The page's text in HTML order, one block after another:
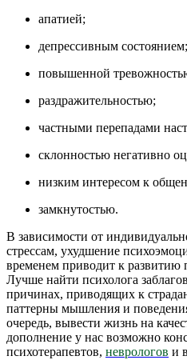
апатией;
депрессивным состоянием;
повышенной
раздражительностью;
частными перепадами
склонностью негативно
низким интересом к
замкнутостью.
В зависимости от
стрессам, ухудшение
временем приводит к развитию
Лучше найти психолога
причинах, приводящих к
паттерны мышления и
очередь, вывести жизнь на
дополнение у нас возможно
психотерапевтов, неврологов и